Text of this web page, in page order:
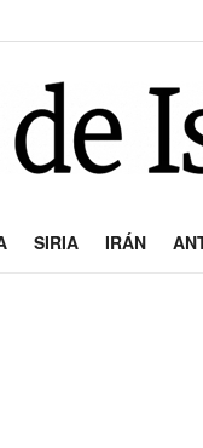
SIRIA IRÁN